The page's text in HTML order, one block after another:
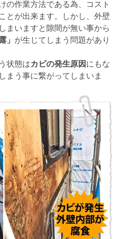
作業方法である為、コスト
とが出来ます。しかし、外壁
まいますと隙間が無い事から
」 が生じてしまう問題があり
状態はカビの発生原因 にもな
まう事に繋がってしまいま